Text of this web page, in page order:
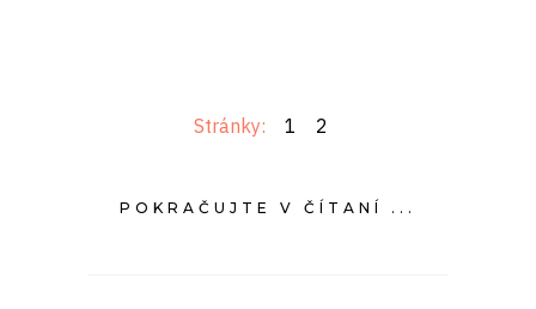
Stránky: 1 2
POKRAČUJTE V ČÍTANÍ ...